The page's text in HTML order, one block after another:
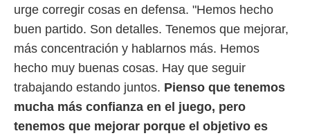
e
publicidad
publicidad
urge corregir cosas en defensa. "Hemos hecho
buen partido. Son detalles. Tenemos que mejorar,
más concentración y hablarnos más. Hemos
hecho muy buenas cosas. Hay que seguir
trabajando estando juntos. Pienso que tenemos
mucha más confianza en el juego, pero
tenemos que mejorar porque el objetivo es